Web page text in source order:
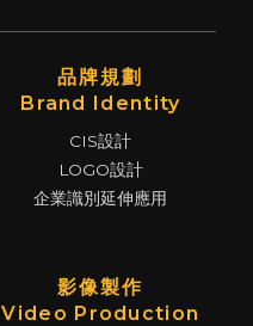
品牌規劃
Brand Identity
CIS設計
LOGO設計
企業識別延伸應用
影像製作
Video Production